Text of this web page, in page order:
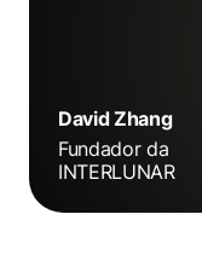
David Zhang
Fundador da
INTERLUNAR